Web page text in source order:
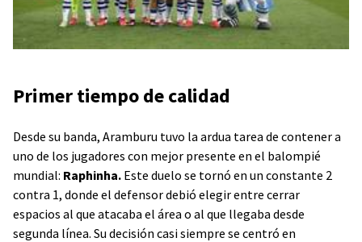
Primer tiempo de calidad
Desde su banda, Aramburu tuvo la ardua tarea de contener a
uno de los jugadores con mejor presente en el balompié
mundial: Raphinha. Este duelo se tornó en un constante 2
contra 1, donde el defensor debió elegir entre cerrar
espacios al que atacaba el área o al que llegaba desde
segunda línea. Su decisión casi siempre se centró en